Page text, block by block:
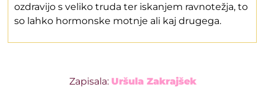
ozdravijo s veliko truda ter iskanjem ravnotežja, to
so lahko hormonske motnje ali kaj drugega.
Zapisala: Uršula Zakrajšek